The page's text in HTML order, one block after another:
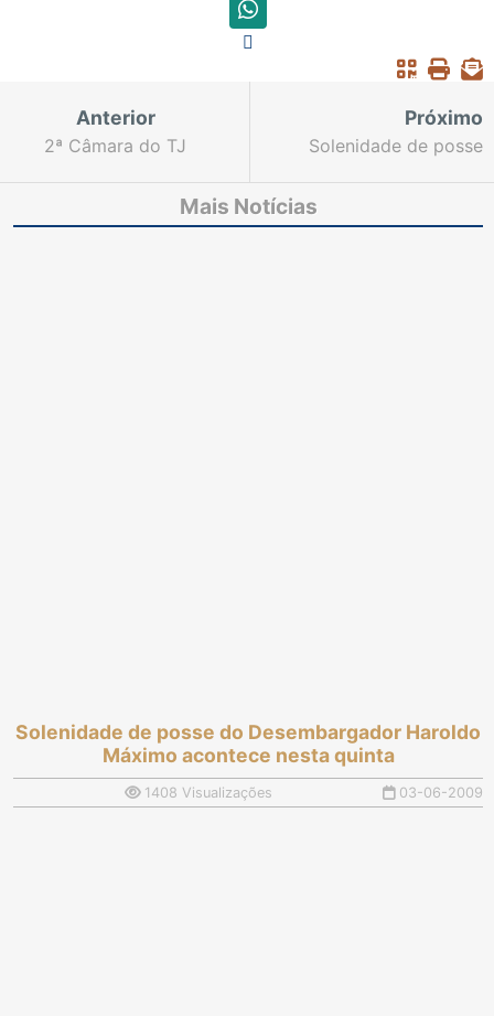
Anterior
2ª Câmara do TJ
mil de indenização
Próximo
Solenidade de posse
acontece nesta quinta
Mais Notícias
Solenidade de posse do Desembargador Haroldo
Máximo acontece nesta quinta
1408 Visualizações 03-06-2009